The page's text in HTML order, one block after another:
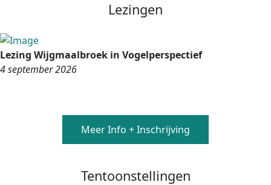
Lezingen
Lezing Wijgmaalbroek in Vogelperspectief
4 september 2026
Meer Info + Inschrijving
Tentoonstellingen